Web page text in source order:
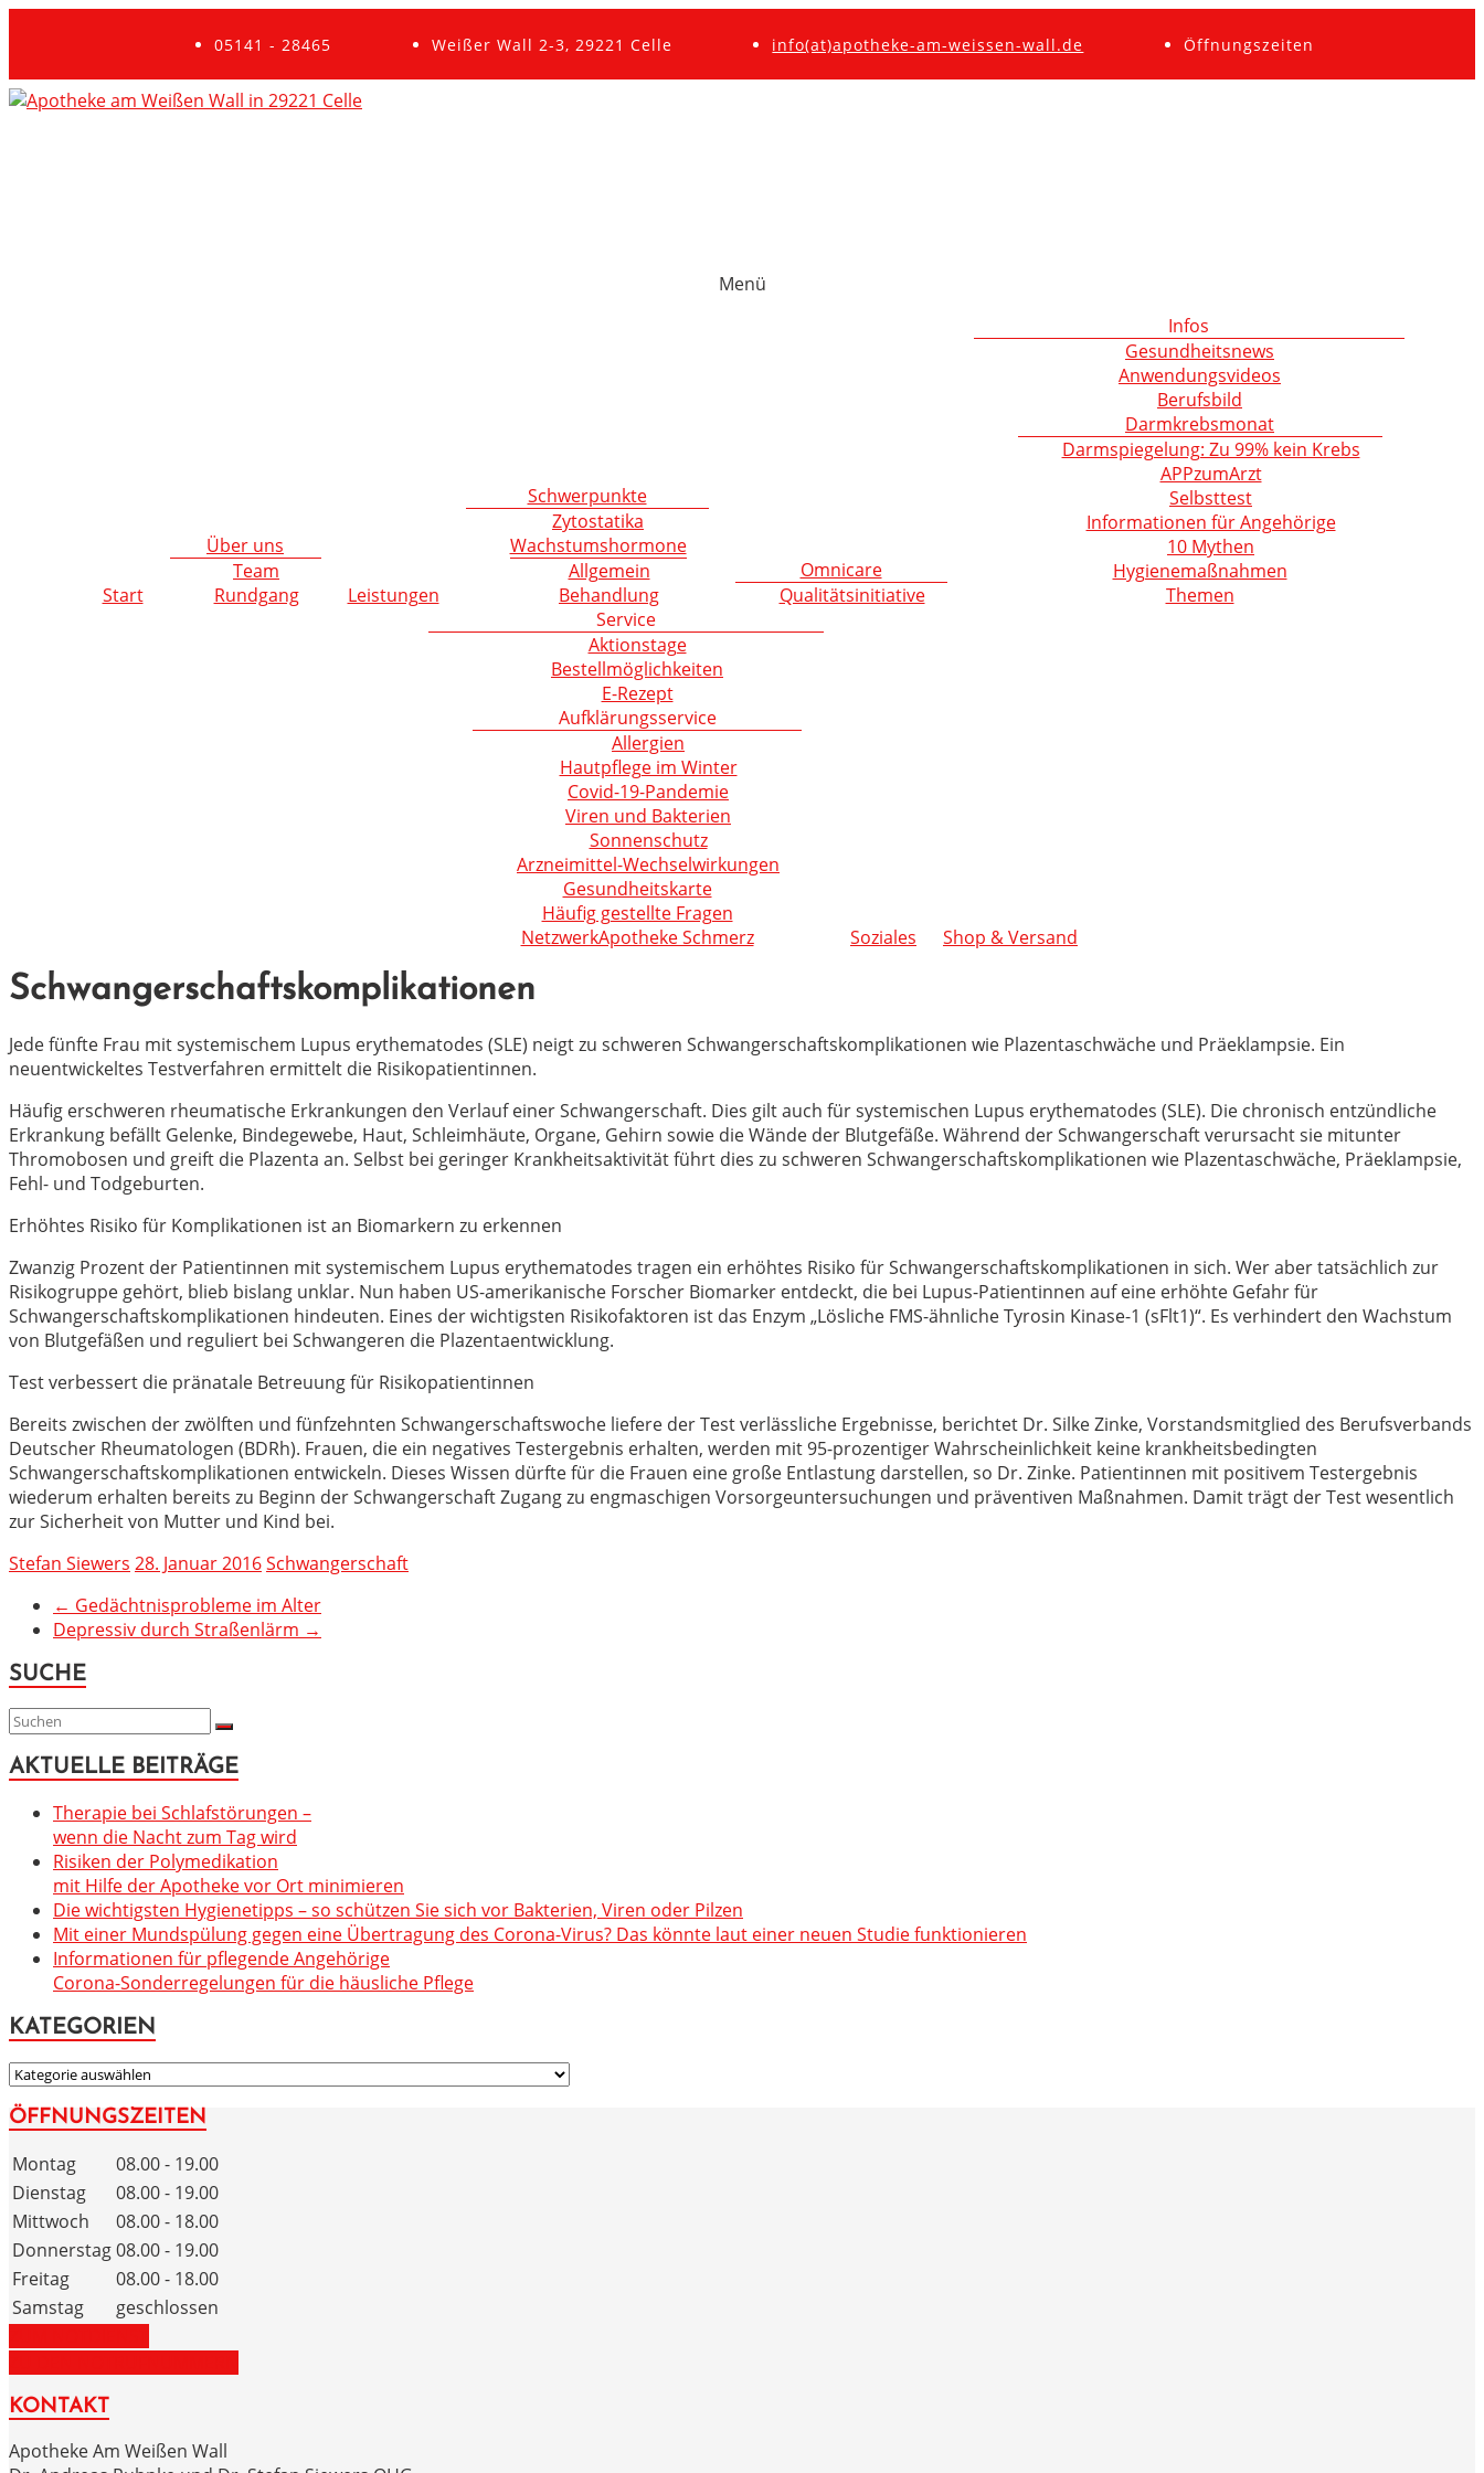
05141 - 28465 Weißer Wall 2-3, 29221 Celle info(at)apotheke-am-weissen-wall.de Öffnungszeiten
Menü
Start
Über uns
Team
Rundgang
Leistungen
Schwerpunkte
Zytostatika
Wachstumshormone
Allgemein
Behandlung
Omnicare
Qualitätsinitiative
Infos
Gesundheitsnews
Anwendungsvideos
Berufsbild
Darmkrebsmonat
Darmspiegelung: Zu 99% kein Krebs
APPzumArzt
Selbsttest
Informationen für Angehörige
10 Mythen
Hygienemaßnahmen
Themen
Service
Aktionstage
Bestellmöglichkeiten
E-Rezept
Aufklärungsservice
Allergien
Hautpflege im Winter
Covid-19-Pandemie
Viren und Bakterien
Sonnenschutz
Arzneimittel-Wechselwirkungen
Gesundheitskarte
Häufig gestellte Fragen
NetzwerkApotheke Schmerz
Soziales Shop & Versand
Schwangerschaftskomplikationen
Jede fünfte Frau mit systemischem Lupus erythematodes (SLE) neigt zu schweren Schwangerschaftskomplikationen wie Plazentaschwäche und Präeklampsie. Ein
neuentwickeltes Testverfahren ermittelt die Risikopatientinnen.
Häufig erschweren rheumatische Erkrankungen den Verlauf einer Schwangerschaft. Dies gilt auch für systemischen Lupus erythematodes (SLE). Die chronisch entzündliche
Erkrankung befällt Gelenke, Bindegewebe, Haut, Schleimhäute, Organe, Gehirn sowie die Wände der Blutgefäße. Während der Schwangerschaft verursacht sie mitunter
Thromobosen und greift die Plazenta an. Selbst bei geringer Krankheitsaktivität führt dies zu schweren Schwangerschaftskomplikationen wie Plazentaschwäche, Präeklampsie,
Fehl- und Todgeburten.
Erhöhtes Risiko für Komplikationen ist an Biomarkern zu erkennen
Zwanzig Prozent der Patientinnen mit systemischem Lupus erythematodes tragen ein erhöhtes Risiko für Schwangerschaftskomplikationen in sich. Wer aber tatsächlich zur
Risikogruppe gehört, blieb bislang unklar. Nun haben US-amerikanische Forscher Biomarker entdeckt, die bei Lupus-Patientinnen auf eine erhöhte Gefahr für
Schwangerschaftskomplikationen hindeuten. Eines der wichtigsten Risikofaktoren ist das Enzym „Lösliche FMS-ähnliche Tyrosin Kinase-1 (sFlt1)“. Es verhindert den Wachstum
von Blutgefäßen und reguliert bei Schwangeren die Plazentaentwicklung.
Test verbessert die pränatale Betreuung für Risikopatientinnen
Bereits zwischen der zwölften und fünfzehnten Schwangerschaftswoche liefere der Test verlässliche Ergebnisse, berichtet Dr. Silke Zinke, Vorstandsmitglied des Berufsverbands
Deutscher Rheumatologen (BDRh). Frauen, die ein negatives Testergebnis erhalten, werden mit 95-prozentiger Wahrscheinlichkeit keine krankheitsbedingten
Schwangerschaftskomplikationen entwickeln. Dieses Wissen dürfte für die Frauen eine große Entlastung darstellen, so Dr. Zinke. Patientinnen mit positivem Testergebnis
wiederum erhalten bereits zu Beginn der Schwangerschaft Zugang zu engmaschigen Vorsorgeuntersuchungen und präventiven Maßnahmen. Damit trägt der Test wesentlich
zur Sicherheit von Mutter und Kind bei.
Stefan Siewers 28. Januar 2016Schwangerschaft
← Gedächtnisprobleme im Alter
Depressiv durch Straßenlärm →
SUCHE
AKTUELLE BEITRÄGE
Therapie bei Schlafstörungen –
wenn die Nacht zum Tag wird
Risiken der Polymedikation
mit Hilfe der Apotheke vor Ort minimieren
Die wichtigsten Hygienetipps – so schützen Sie sich vor Bakterien, Viren oder Pilzen
Mit einer Mundspülung gegen eine Übertragung des Corona-Virus? Das könnte laut einer neuen Studie funktionieren
Informationen für pflegende Angehörige
Corona-Sonderregelungen für die häusliche Pflege
KATEGORIEN
KATEGORIEN
ÖFFNUNGSZEITEN
Montag
08.00 - 19.00
Dienstag
08.00 - 19.00
Mittwoch
08.00 - 18.00
Donnerstag08.00 - 19.00
Freitag
08.00 - 18.00
Samstag
geschlossen
KONTAKT
Apotheke Am Weißen Wall